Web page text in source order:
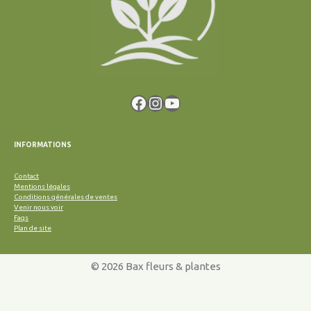
Facebook
Instagram
YouTube
INFORMATIONS
Contact
Mentions légales
Conditions générales de ventes
Venir nous voir
Faqs
Plan de site
© 2026 Bax fleurs & plantes